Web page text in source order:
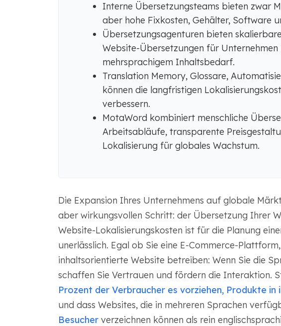
Interne Übersetzungsteams bieten zwar
aber hohe Fixkosten, Gehälter, Software
Übersetzungsagenturen bieten
Website-Übersetzungen für
mehrsprachigem Inhaltsbedarf.
Translation Memory, Glossare,
können die langfristigen
verbessern.
MotaWord kombiniert menschliche
Arbeitsabläufe, transparente
Lokalisierung für globales Wachstum.
Die Expansion Ihres Unternehmens auf globale
aber wirkungsvollen Schritt: der Übersetzung Ihrer
Website-Lokalisierungskosten ist für die Planung
unerlässlich. Egal ob Sie eine E-Commerce-
inhaltsorientierte Website betreiben: Wenn Sie die
schaffen Sie Vertrauen und fördern die Interaktion.
Prozent der Verbraucher es vorziehen, Produkte
und dass Websites, die in mehreren Sprachen
Besucherverzeichnen können als rein